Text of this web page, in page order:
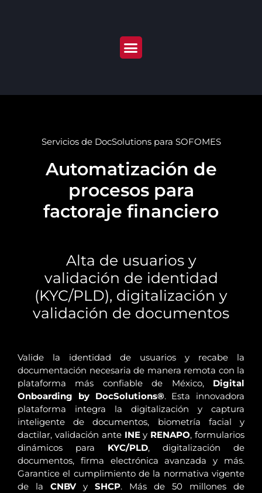
Servicios de DocSolutions para SOFOMES
Automatización de
procesos para
factoraje financiero
Alta de usuarios y
validación de identidad
(KYC/PLD), digitalización y
validación de documentos
Valide la identidad de usuarios y recabe la
documentación necesaria de manera remota con la
plataforma más confiable de México, Digital
Onboarding by DocSolutions®. Esta innovadora
plataforma integra la digitalización y captura
inteligente de documentos, biometría facial y
dactilar, validación ante INEy RENAPO, formularios
dinámicos para KYC/PLD, digitalización de
documentos, firma electrónica avanzada y más.
Garantice el cumplimiento de la normativa vigente
de la CNBVy SHCP. Más de 50 millones de